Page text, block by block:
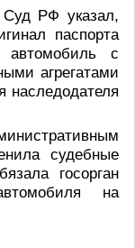
РФ указал,
паспорта
автомобиль с
агрегатами
наследодателя
судебные
госорган
на